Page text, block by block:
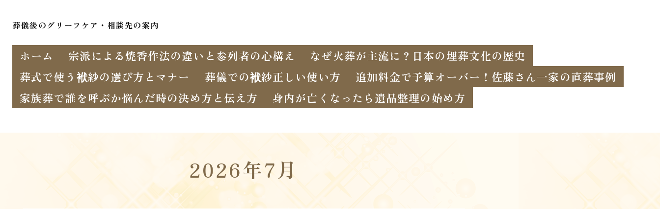
葬儀後のグリーフケア・相談先の案内
ホーム 宗派による焼香作法の違いと参列者の心構え
なぜ火葬が主流に？日本の埋葬文化の歴史
葬式で使う袱紗の選び方とマナー
葬儀での袱紗正しい使い方
追加料金で予算オーバー！佐藤さん一家の直葬事例
家族葬で誰を呼ぶか悩んだ時の決め方と伝え方
身内が亡くなったら遺品整理の始め方
2026年7月